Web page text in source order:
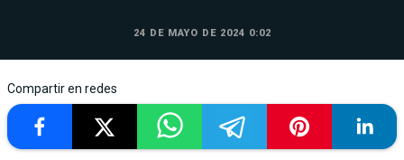
24 DE MAYO DE 2024 0:02
Compartir en redes